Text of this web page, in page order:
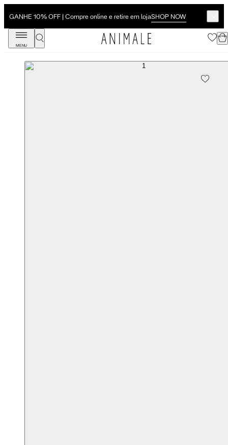
GANHE 10% OFF | Compre online e retire em lojaSHOP NOW
MENU